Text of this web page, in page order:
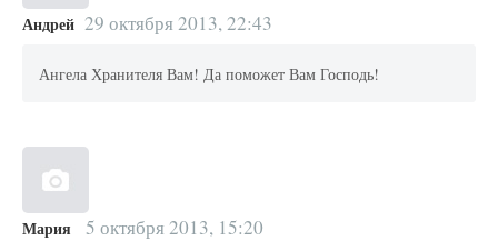
Андрей 29 октября 2013, 22:43
Ангела Хранителя Вам! Да поможет Вам Господь!
Мария 5 октября 2013, 15:20